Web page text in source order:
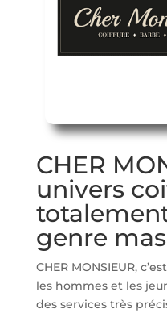
CHER
univers
genre
CHER MONSIEUR,
les hommes et les
des services très